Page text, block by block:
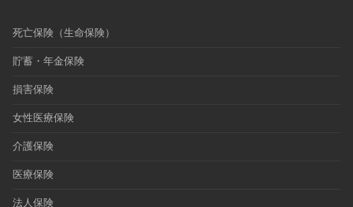
死亡保険（生命保険）
貯蓄・年金保険
損害保険
女性医療保険
介護保険
医療保険
法人保険